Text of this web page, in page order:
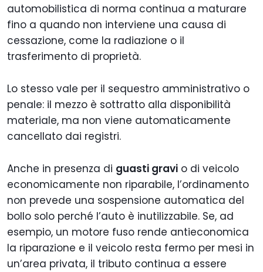
automobilistica di norma continua a maturare
fino a quando non interviene una causa di
cessazione, come la radiazione o il
trasferimento di proprietà.
Lo stesso vale per il sequestro amministrativo o
penale: il mezzo è sottratto alla disponibilità
materiale, ma non viene automaticamente
cancellato dai registri.
Anche in presenza di guasti gravi o di veicolo
economicamente non riparabile, l’ordinamento
non prevede una sospensione automatica del
bollo solo perché l’auto è inutilizzabile. Se, ad
esempio, un motore fuso rende antieconomica
la riparazione e il veicolo resta fermo per mesi in
un’area privata, il tributo continua a essere